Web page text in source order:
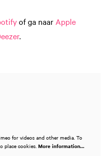
of ga naarApple
.
for videos and other media. To
place cookies. More information…